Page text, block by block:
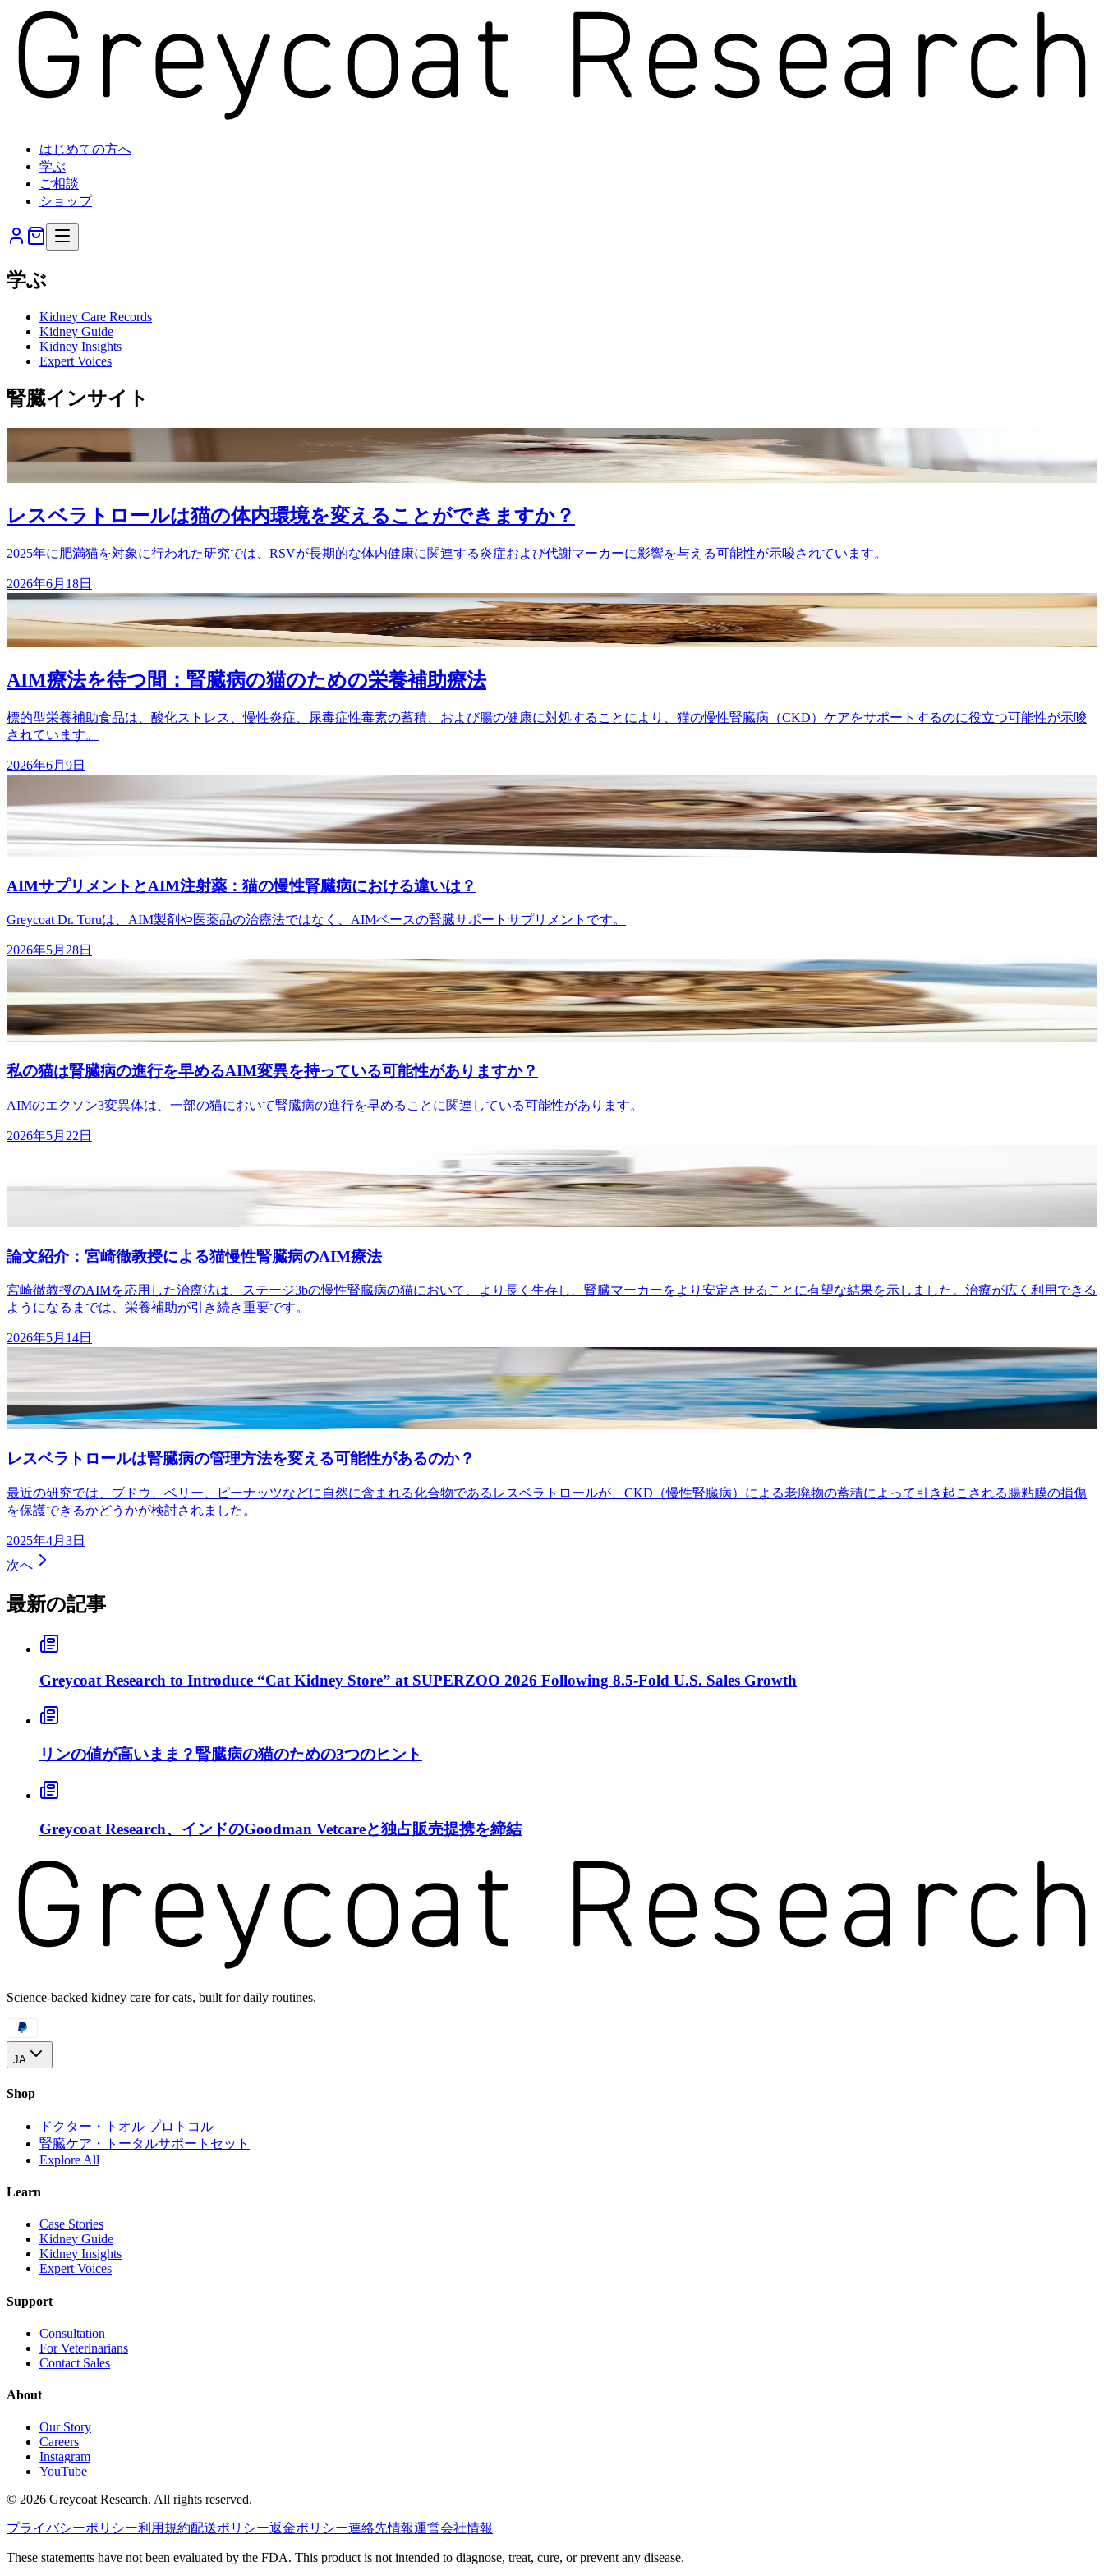
はじめての方へ
学ぶ
ご相談
ショップ
学ぶ
Kidney Care Records
Kidney Guide
Kidney Insights
Expert Voices
腎臓インサイト
レスベラトロールは猫の体内環境を変えることができますか？
2025年に肥満猫を対象に行われた研究では、RSVが長期的な体内健康に関連する炎症および代謝マーカーに影響を与える可能性が示唆されています。
2026年6月18日
AIM療法を待つ間：腎臓病の猫のための栄養補助療法
標的型栄養補助食品は、酸化ストレス、慢性炎症、尿毒症性毒素の蓄積、および腸の健康に対処することにより、猫の慢性腎臓病（CKD）ケアをサポートするのに役立つ可能性が示唆
されています。
2026年6月9日
AIMサプリメントとAIM注射薬：猫の慢性腎臓病における違いは？
Greycoat Dr. Toruは、AIM製剤や医薬品の治療法ではなく、AIMベースの腎臓サポートサプリメントです。
2026年5月28日
私の猫は腎臓病の進行を早めるAIM変異を持っている可能性がありますか？
AIMのエクソン3変異体は、一部の猫において腎臓病の進行を早めることに関連している可能性があります。
2026年5月22日
論文紹介：宮崎徹教授による猫慢性腎臓病のAIM療法
宮崎徹教授のAIMを応用した治療法は、ステージ3bの慢性腎臓病の猫において、より長く生存し、腎臓マーカーをより安定させることに有望な結果を示しました。治療が広く利用できる
ようになるまでは、栄養補助が引き続き重要です。
2026年5月14日
レスベラトロールは腎臓病の管理方法を変える可能性があるのか？
最近の研究では、ブドウ、ベリー、ピーナッツなどに自然に含まれる化合物であるレスベラトロールが、CKD（慢性腎臓病）による老廃物の蓄積によって引き起こされる腸粘膜の損傷
を保護できるかどうかが検討されました。
2025年4月3日
次へ
最新の記事
Greycoat Research to Introduce “Cat Kidney Store” at SUPERZOO 2026 Following 8.5-Fold U.S. Sales Growth
リンの値が高いまま？腎臓病の猫のための3つのヒント
Greycoat Research、インドのGoodman Vetcareと独占販売提携を締結
Science-backed kidney care for cats, built for daily routines.
JA
Shop
ドクター・トオル プロトコル
腎臓ケア・トータルサポートセット
Explore All
Learn
Case Stories
Kidney Guide
Kidney Insights
Expert Voices
Support
Consultation
For Veterinarians
Contact Sales
About
Our Story
Careers
Instagram
YouTube
© 2026 Greycoat Research. All rights reserved.
プライバシーポリシー利用規約配送ポリシー返金ポリシー連絡先情報運営会社情報
These statements have not been evaluated by the FDA. This product is not intended to diagnose, treat, cure, or prevent any disease.